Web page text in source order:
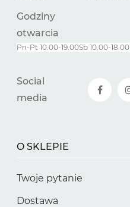
Godziny
otwarcia
Pn-Pt 10.00-19.00Sb 10.00-18.00
Social
media
O SKLEPIE
Twoje pytanie
Dostawa